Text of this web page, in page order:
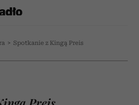
> Spotkanie z Kingą Preis